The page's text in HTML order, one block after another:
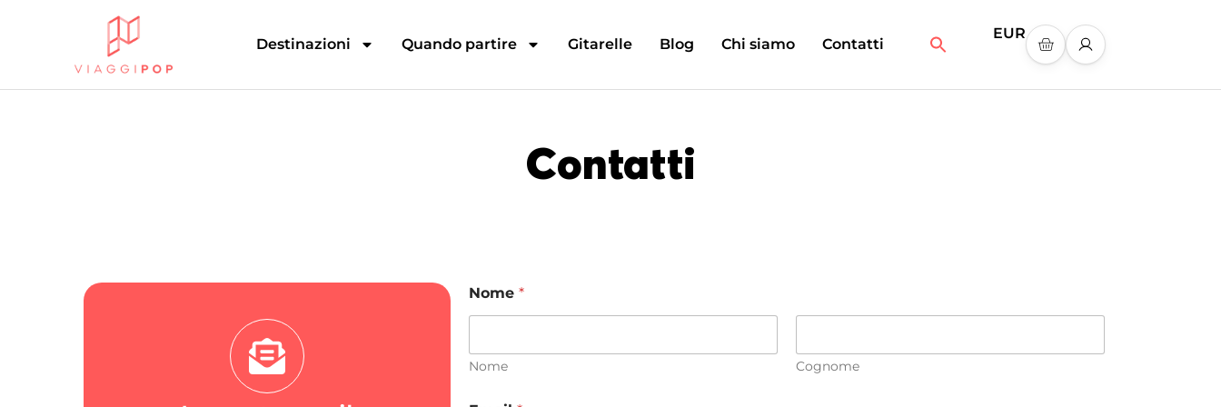
Destinazioni Quando partire Gitarelle Blog Chi siamo Contatti
Search
Search Button
EUR
Contatti
Nome *
Nome Cognome